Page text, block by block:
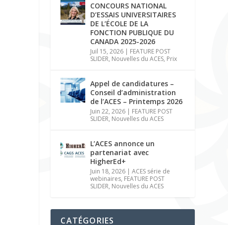
CONCOURS NATIONAL
D’ESSAIS UNIVERSITAIRES
DE L’ÉCOLE DE LA
FONCTION PUBLIQUE DU
CANADA 2025-2026
Juil 15, 2026 | FEATURE POST
SLIDER, Nouvelles du ACES, Prix
Appel de candidatures –
Conseil d’administration
de l’ACES – Printemps 2026
Juin 22, 2026 | FEATURE POST
SLIDER, Nouvelles du ACES
L’ACES annonce un
partenariat avec
HigherEd+
Juin 18, 2026 |ACES série de
webinaires, FEATURE POST
SLIDER, Nouvelles du ACES
CATÉGORIES